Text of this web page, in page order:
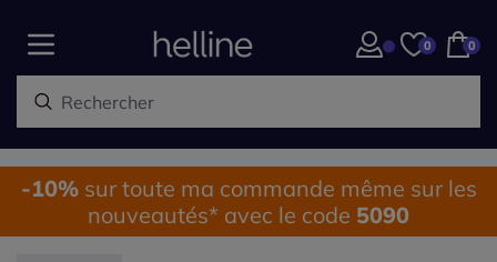
0 0
-10%sur toute ma commande même sur les
nouveautés* avec le code 5090